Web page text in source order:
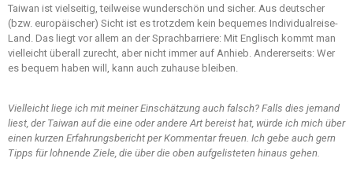
Taiwan ist vielseitig, teilweise wunderschön und sicher. Aus deutscher
(bzw. europäischer) Sicht ist es trotzdem kein bequemes Individualreise-
Land. Das liegt vor allem an der Sprachbarriere: Mit Englisch kommt man
vielleicht überall zurecht, aber nicht immer auf Anhieb. Andererseits: Wer
es bequem haben will, kann auch zuhause bleiben.
Vielleicht liege ich mit meiner Einschätzung auch falsch? Falls dies jemand
liest, der Taiwan auf die eine oder andere Art bereist hat, würde ich mich über
einen kurzen Erfahrungsbericht per Kommentar freuen. Ich gebe auch gern
Tipps für lohnende Ziele, die über die oben aufgelisteten hinaus gehen.